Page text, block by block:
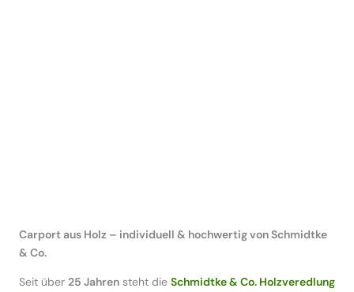
Carport aus Holz – individuell & hochwertig von Schmidtke
& Co.
Seit über 25 Jahren steht die Schmidtke & Co. Holzveredlung